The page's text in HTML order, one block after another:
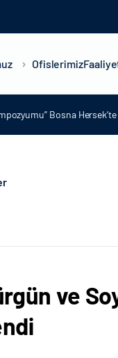
Ofislerimiz
Bosna
ve